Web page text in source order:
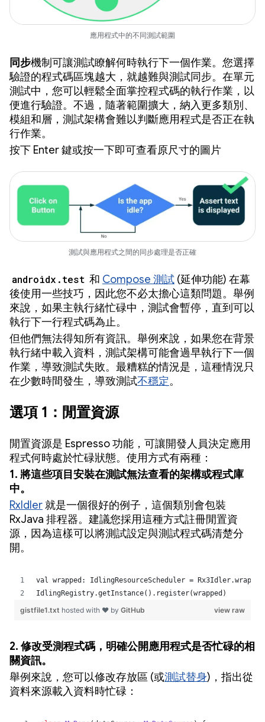
應用程式中的不同測試範圍
同步機制可讓測試瞭解何時執行下一個作業。您選擇
驗證的程式碼區塊越大，就越難與測試同步。在單元
測試中，您可以輕鬆全面掌控程式碼的執行作業，以
便進行驗證。不過，隨著範圍擴大，納入更多類別、
模組和層，測試架構會難以判斷應用程式是否正在執
行作業。
按下 Enter 鍵或按一下即可查看原尺寸的圖片
測試與應用程式之間的同步處理是否正確
androidx.test 和 Compose 測試 (延伸功能) 在幕
後使用一些技巧，因此您不必太擔心這類問題。舉例
來說，如果主執行緒忙碌中，測試會暫停，直到可以
執行下一行程式碼為止。
但他們無法得知所有資訊。舉例來說，如果您在背景
執行緒中載入資料，測試架構可能會過早執行下一個
作業，導致測試失敗。最糟糕的情況是，這種情況只
在少數時間發生，導致測試不穩定。
選項 1：閒置資源
閒置資源是 Espresso 功能，可讓開發人員決定應用
程式何時處於忙碌狀態。使用方式有兩種：
1. 將這些項目安裝在測試無法查看的架構或程式庫
中。
RxIdler就是一個很好的例子，這個類別會包裝
RxJava 排程器。建議您採用這種方式註冊閒置資
源，因為這樣可以將測試設定與測試程式碼清楚分
開。
2. 修改受測程式碼，明確公開應用程式是否忙碌的相
關資訊。
舉例來說，您可以修改存放區 (或測試替身)，指出從
資料來源載入資料時忙碌：